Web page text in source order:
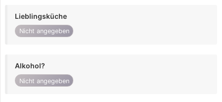
Lieblingsküche
Nicht angegeben
Alkohol?
Nicht angegeben